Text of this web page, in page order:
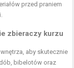
przed praniem
zbieraczy kurzu
aby skutecznie
bibelotów oraz